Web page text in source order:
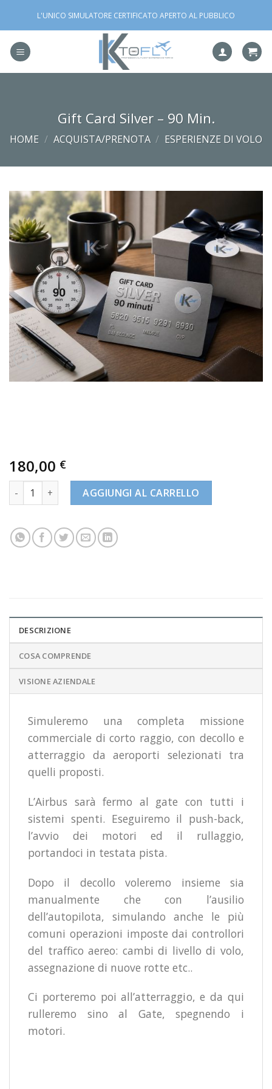
L'UNICO SIMULATORE CERTIFICATO APERTO AL PUBBLICO
Gift Card Silver – 90 Min.
HOME / ACQUISTA/PRENOTA / ESPERIENZE DI VOLO
180,00 €
Gift Card Silver - 90 Min. quantità
AGGIUNGI AL CARRELLO
DESCRIZIONE
COSA COMPRENDE
VISIONE AZIENDALE
Simuleremo una completa missione
commerciale di corto raggio, con decollo e
atterraggio da aeroporti selezionati tra
quelli proposti.
L’Airbus sarà fermo al gate con tutti i
sistemi spenti. Eseguiremo il push-back,
l’avvio dei motori ed il rullaggio,
portandoci in testata pista.
Dopo il decollo voleremo insieme sia
manualmente che con l’ausilio
dell’autopilota, simulando anche le più
comuni operazioni imposte dai controllori
del traffico aereo: cambi di livello di volo,
assegnazione di nuove rotte etc..
Ci porteremo poi all’atterraggio, e da qui
rulleremo sino al Gate, spegnendo i
motori.